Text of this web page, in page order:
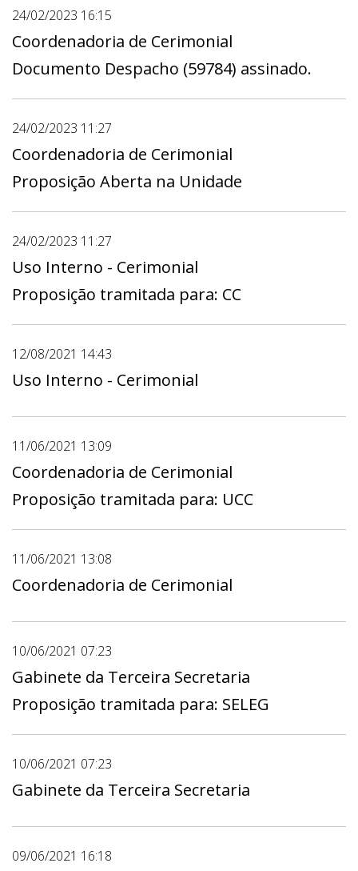
24/02/2023 16:15
Coordenadoria de Cerimonial
Documento Despacho (59784) assinado.
24/02/2023 11:27
Coordenadoria de Cerimonial
Proposição Aberta na Unidade
24/02/2023 11:27
Uso Interno - Cerimonial
Proposição tramitada para: CC
12/08/2021 14:43
Uso Interno - Cerimonial
11/06/2021 13:09
Coordenadoria de Cerimonial
Proposição tramitada para: UCC
11/06/2021 13:08
Coordenadoria de Cerimonial
10/06/2021 07:23
Gabinete da Terceira Secretaria
Proposição tramitada para: SELEG
10/06/2021 07:23
Gabinete da Terceira Secretaria
09/06/2021 16:18